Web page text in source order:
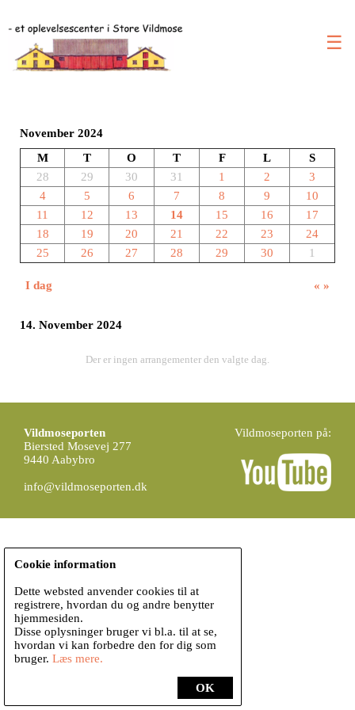
☰
November 2024
M
T O T F L
S
28
29 30 31 1 2
3
4
5 6 7 8 9
10
11
12 13 14 15 16
17
18
19 20 21 22 23
24
25
26 27 28 29 30 1
I dag « »
14. November 2024
Der er ingen arrangementer den valgte dag.
Vildmoseporten
Biersted Mosevej 277
9440 Aabybro
info@vildmoseporten.dk
Vildmoseporten på:
OK
Cookie information
Dette websted anvender cookies til at
registrere, hvordan du og andre benytter
hjemmesiden.
Disse oplysninger bruger vi bl.a. til at se,
hvordan vi kan forbedre den for dig som
bruger. Læs mere.